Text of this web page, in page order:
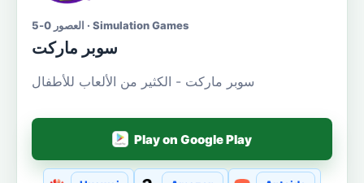
العصور 0-5 · Simulation Games
سوبر ماركت
سوبر ماركت - الكثير من الألعاب للأطفال
Play on Google Play